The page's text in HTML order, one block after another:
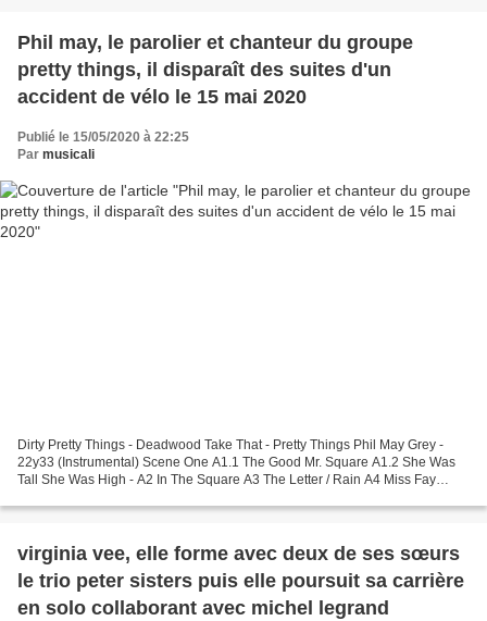
Phil may, le parolier et chanteur du groupe
pretty things, il disparaît des suites d'un
accident de vélo le 15 mai 2020
Publié le 15/05/2020 à 22:25
Par musicali
Dirty Pretty Things - Deadwood Take That - Pretty Things Phil May Grey -
22y33 (Instrumental) Scene One A1.1 The Good Mr. Square A1.2 She Was
Tall She Was High - A2 In The Square A3 The Letter / Rain A4 Miss Fay
virginia vee, elle forme avec deux de ses sœurs
le trio peter sisters puis elle poursuit sa carrière
en solo collaborant avec michel legrand